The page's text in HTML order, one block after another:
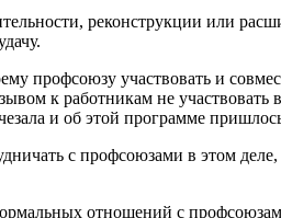
реконструкции или
профсоюзу участвовать и
к работникам не участвовать
и об этой программе
с профсоюзами в этом
отношений с